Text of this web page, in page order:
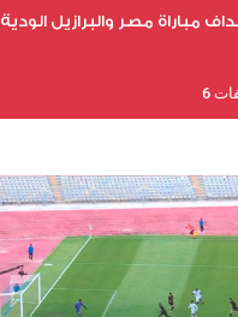
مباراة مصر والبرازيل الودية
6